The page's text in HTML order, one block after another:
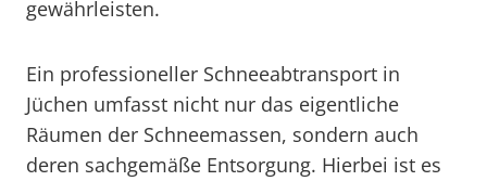
gewährleisten.
Ein professioneller Schneeabtransport in
Jüchen umfasst nicht nur das eigentliche
Räumen der Schneemassen, sondern auch
deren sachgemäße Entsorgung. Hierbei ist es